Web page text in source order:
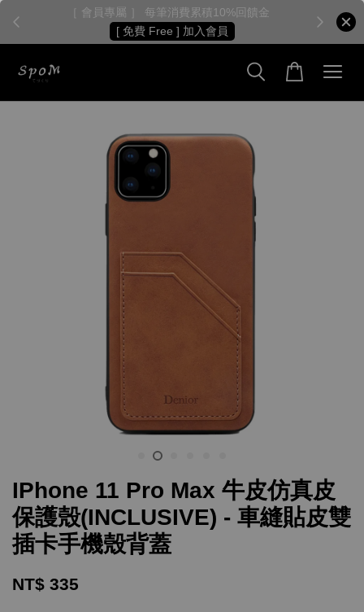
［ 會員專屬 ］ 每筆消費累積10%回饋金
[ 免費 Free ] 加入會員
IPhone 11 Pro Max 牛皮仿真皮
保護殼(INCLUSIVE) - 車縫貼皮雙
插卡手機殼背蓋
NT$ 335